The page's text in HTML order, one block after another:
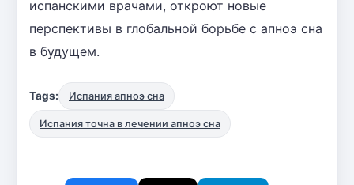
испанскими врачами, откроют новые
перспективы в глобальной борьбе с апноэ сна
в будущем.
Tags: Испания апноэ сна
Испания точна в лечении апноэ сна